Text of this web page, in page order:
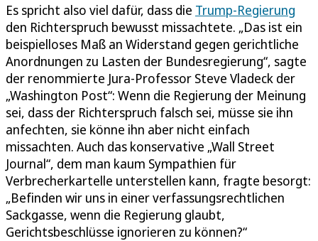
Es spricht also viel dafür, dass die Trump-Regierung
den Richterspruch bewusst missachtete. „Das ist ein
beispielloses Maß an Widerstand gegen gerichtliche
Anordnungen zu Lasten der Bundesregierung“, sagte
der renommierte Jura-Professor Steve Vladeck der
„Washington Post“: Wenn die Regierung der Meinung
sei, dass der Richterspruch falsch sei, müsse sie ihn
anfechten, sie könne ihn aber nicht einfach
missachten. Auch das konservative „Wall Street
Journal“, dem man kaum Sympathien für
Verbrecherkartelle unterstellen kann, fragte besorgt:
„Befinden wir uns in einer verfassungsrechtlichen
Sackgasse, wenn die Regierung glaubt,
Gerichtsbeschlüsse ignorieren zu können?“